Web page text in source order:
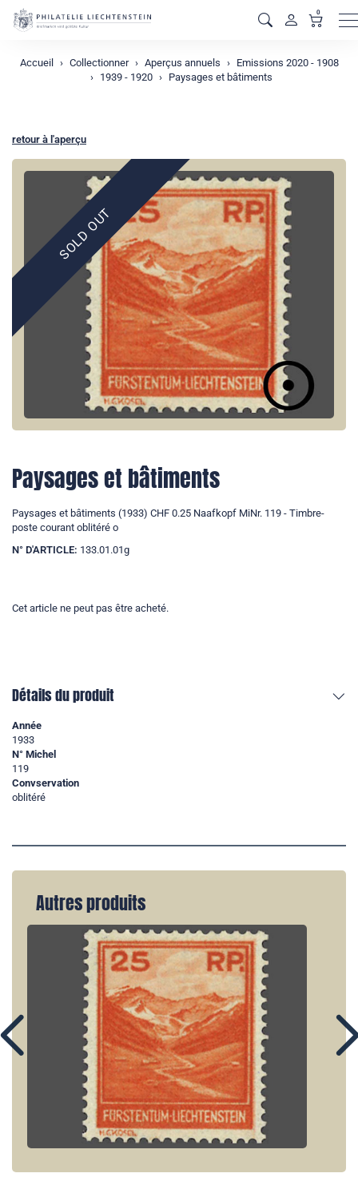
0
Accueil Collectionner Aperçus annuels
Emissions 2020 - 1908
1939 - 1920
Paysages et bâtiments
retour à l'aperçu
SOLD OUT
Paysages et bâtiments
Paysages et bâtiments (1933) CHF 0.25 Naafkopf MiNr. 119 - Timbre-
poste courant oblitéré o
N° D'ARTICLE: 133.01.01g
Cet article ne peut pas être acheté.
Détails du produit
Année
1933
N° Michel
119
Convservation
oblitéré
Autres produits